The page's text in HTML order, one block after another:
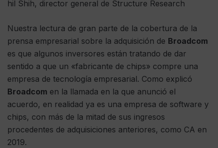
hil Shih, director general de Structure Research
Nuestra lectura de gran parte de la cobertura de la
prensa empresarial sobre la adquisición de Broadcom
es que algunos inversores están tratando de dar
sentido a que un «fabricante de chips» compre una
empresa de tecnología empresarial. Como explicó
Broadcom en la llamada en la que anunció el
acuerdo, en realidad ya es una empresa de software y
chips, con más de la mitad de sus ingresos
procedentes de adquisiciones anteriores, como CA en
2019.